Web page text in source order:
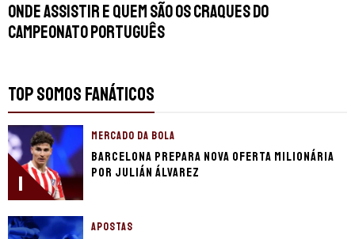
Onde assistir e quem são os craques do
Campeonato Português
TOP SOMOS FANÁTICOS
1
MERCADO DA BOLA
Barcelona prepara nova oferta milionária
por Julián Álvarez
APOSTAS